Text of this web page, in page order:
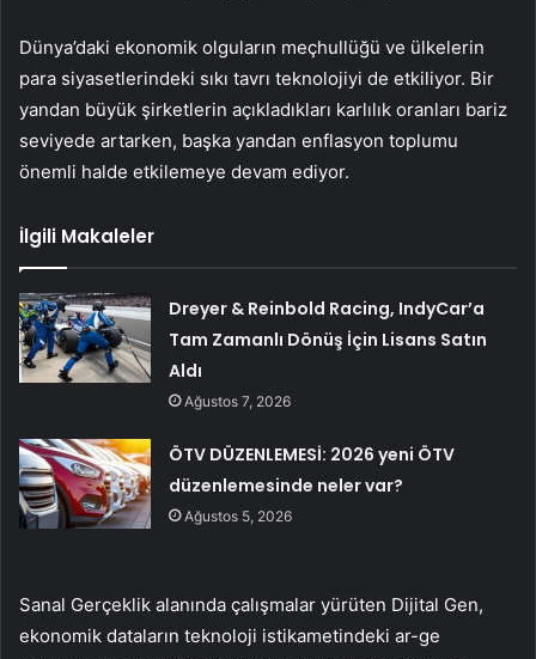
Dünya’daki ekonomik olguların meçhullüğü ve ülkelerin
para siyasetlerindeki sıkı tavrı teknolojiyi de etkiliyor. Bir
yandan büyük şirketlerin açıkladıkları karlılık oranları bariz
seviyede artarken, başka yandan enflasyon toplumu
önemli halde etkilemeye devam ediyor.
İlgili Makaleler
Dreyer & Reinbold Racing, IndyCar’a
Tam Zamanlı Dönüş İçin Lisans Satın
Aldı
Ağustos 7, 2026
ÖTV DÜZENLEMESİ: 2026 yeni ÖTV
düzenlemesinde neler var?
Ağustos 5, 2026
Sanal Gerçeklik alanında çalışmalar yürüten Dijital Gen,
ekonomik dataların teknoloji istikametindeki ar-ge